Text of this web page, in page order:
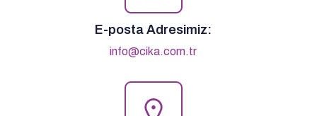
E-posta Adresimiz:
info@cika.com.tr